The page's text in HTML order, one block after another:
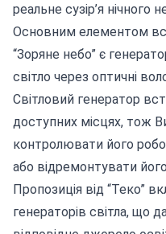
реальне сузір’я нічного
Основним елементом
“Зоряне небо” є
світло через оптичні
Світловий генератор
доступних місцях, тож
контролювати його
або відремонтувати
Пропозиція від “Теко”
генераторів світла, що